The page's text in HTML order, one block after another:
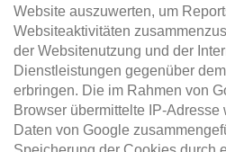
Website auszuwerten, um
Websiteaktivitäten
der Websitenutzung und der
Dienstleistungen gegenüber
erbringen. Die im Rahmen von
Browser übermittelte IP-Adresse
Daten von Google